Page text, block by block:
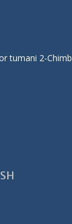
tumani 2-